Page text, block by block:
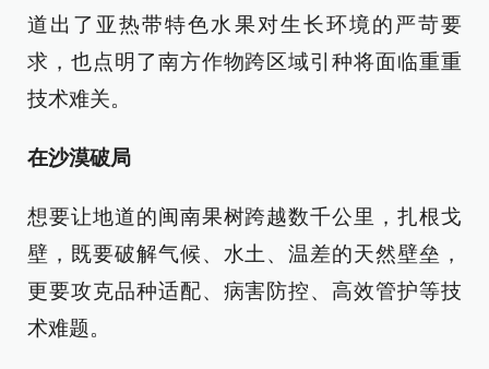
道出了亚热带特色水果对生长环境的严苛要
求，也点明了南方作物跨区域引种将面临重重
技术难关。
在沙漠破局
想要让地道的闽南果树跨越数千公里，扎根戈
壁，既要破解气候、水土、温差的天然壁垒，
更要攻克品种适配、病害防控、高效管护等技
术难题。